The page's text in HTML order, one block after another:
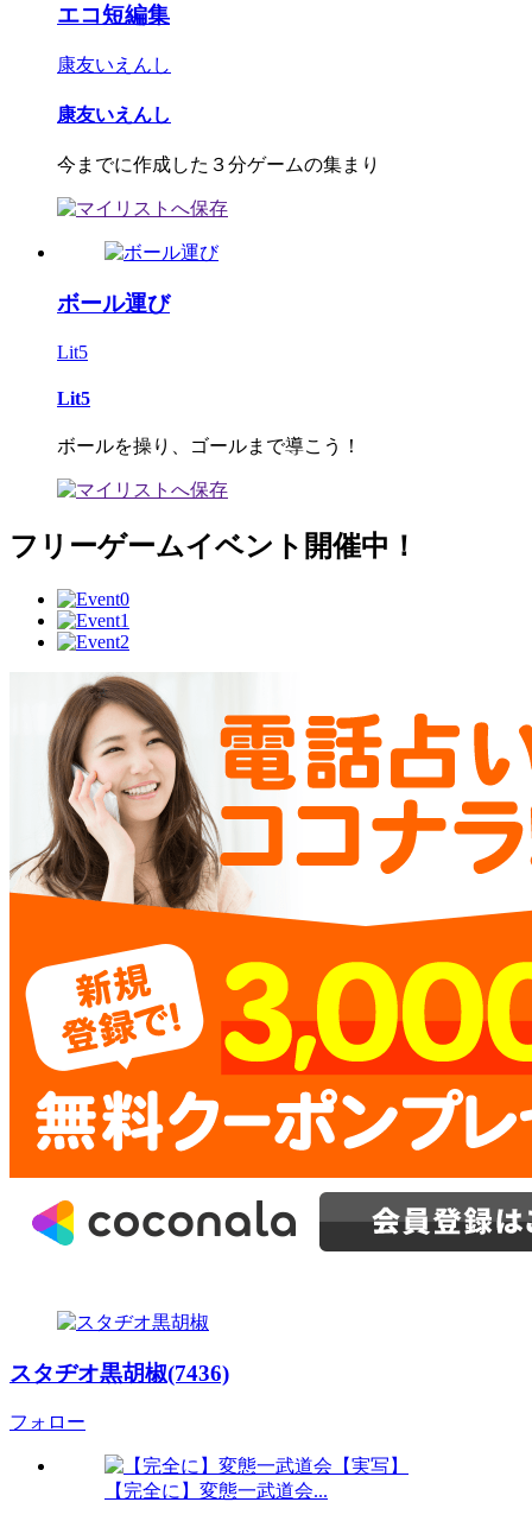
エコ短編集
康友いえんし
康友いえんし
今までに作成した３分ゲームの集まり
ボール運び
Lit5
Lit5
ボールを操り、ゴールまで導こう！
フリーゲームイベント開催中！
スタヂオ黒胡椒(7436)
フォロー
【完全に】変態一武道会...